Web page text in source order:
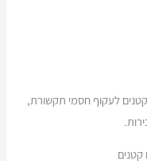
לעקוף חסמי תקשורת,